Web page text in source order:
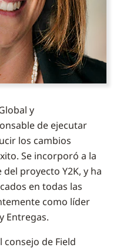
y
de ejecutar
los cambios
Se incorporó a la
proyecto Y2K, y ha
en todas las
como líder
Entregas.
de Field